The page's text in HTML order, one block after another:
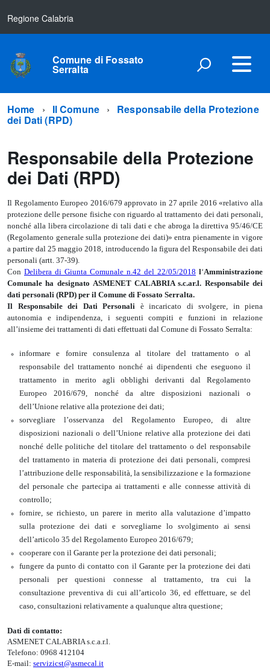
Regione Calabria
Comune di Fossato
Serralta
Home Il Comune Responsabile della Protezione
dei Dati (RPD)
Responsabile della Protezione
dei Dati (RPD)
Il Regolamento Europeo 2016/679 approvato in 27 aprile 2016 «relativo alla
protezione delle persone fisiche con riguardo al trattamento dei dati personali,
nonché alla libera circolazione di tali dati e che abroga la direttiva 95/46/CE
(Regolamento generale sulla protezione dei dati)» entra pienamente in vigore
a partire dal 25 maggio 2018, introducendo la figura del Responsabile dei dati
personali (artt. 37-39).
Con Delibera di Giunta Comunale n.42 del 22/05/2018 l‘Amministrazione
Comunale ha designato ASMENET CALABRIA s.c.ar.l. Responsabile dei
dati personali (RPD) per il Comune di Fossato Serralta.
Il Responsabile dei Dati Personali è incaricato di svolgere, in piena
autonomia e indipendenza, i seguenti compiti e funzioni in relazione
all’insieme dei trattamenti di dati effettuati dal Comune di Fossato Serralta:
informare e fornire consulenza al titolare del trattamento o al
responsabile del trattamento nonché ai dipendenti che eseguono il
trattamento in merito agli obblighi derivanti dal Regolamento
Europeo 2016/679, nonché da altre disposizioni nazionali o
dell’Unione relative alla protezione dei dati;
sorvegliare l’osservanza del Regolamento Europeo, di altre
disposizioni nazionali o dell’Unione relative alla protezione dei dati
nonché delle politiche del titolare del trattamento o del responsabile
del trattamento in materia di protezione dei dati personali, compresi
l’attribuzione delle responsabilità, la sensibilizzazione e la formazione
del personale che partecipa ai trattamenti e alle connesse attività di
controllo;
fornire, se richiesto, un parere in merito alla valutazione d’impatto
sulla protezione dei dati e sorvegliarne lo svolgimento ai sensi
dell’articolo 35 del Regolamento Europeo 2016/679;
cooperare con il Garante per la protezione dei dati personali;
fungere da punto di contatto con il Garante per la protezione dei dati
personali per questioni connesse al trattamento, tra cui la
consultazione preventiva di cui all’articolo 36, ed effettuare, se del
caso, consultazioni relativamente a qualunque altra questione;
Dati di contatto:
ASMENET CALABRIA s.c.a.r.l.
Telefono: 0968 412104
E-mail: servizicst@asmecal.it